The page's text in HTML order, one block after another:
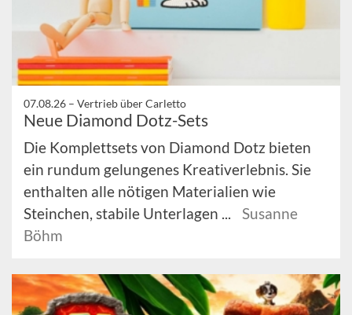
07.08.26 – Vertrieb über Carletto
Neue Diamond Dotz-Sets
Die Komplettsets von Diamond Dotz bieten
ein rundum gelungenes Kreativerlebnis. Sie
enthalten alle nötigen Materialien wie
Steinchen, stabile Unterlagen ...
Susanne
Böhm